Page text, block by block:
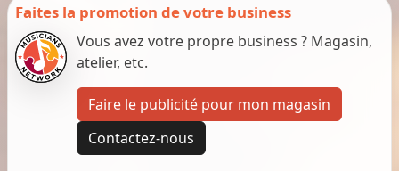
Faites la promotion de votre business
Vous avez votre propre business ? Magasin,
atelier, etc.
Faire le publicité pour mon magasin
Contactez-nous